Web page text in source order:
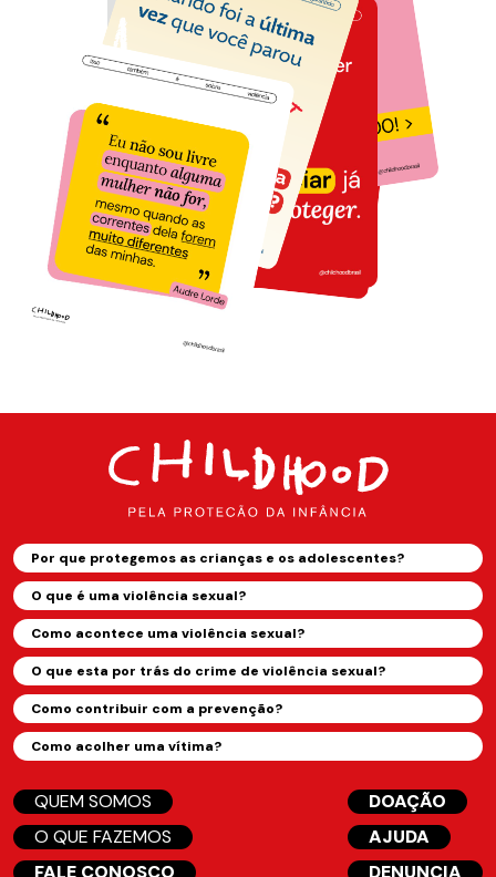
Por que protegemos as crianças e os adolescentes?
O que é uma violência sexual?
Como acontece uma violência sexual?
O que esta por trás do crime de violência sexual?
Como contribuir com a prevenção?
Como acolher uma vítima?
QUEM SOMOS
O QUE FAZEMOS
FALE CONOSCO
DOAÇÃO
AJUDA
DENUNCIA